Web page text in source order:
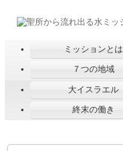
ミッションとは
７つの地域
大イスラエル
終末の働き